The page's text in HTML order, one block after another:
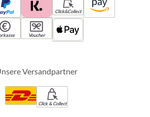
Click&Collect
Voucher
Versandpartner
Click & Collect